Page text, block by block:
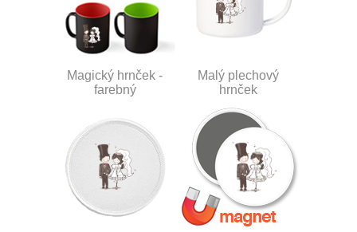
Magický hrnček -
farebný
Malý plechový
hrnček